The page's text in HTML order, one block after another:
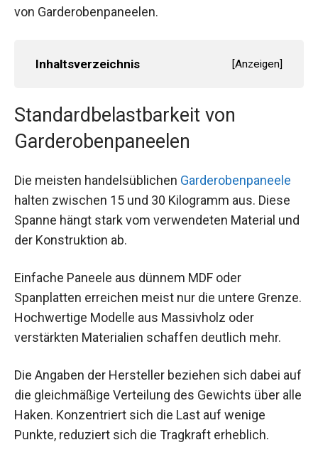
von Garderobenpaneelen.
Inhaltsverzeichnis [Anzeigen]
Standardbelastbarkeit von
Garderobenpaneelen
Die meisten handelsüblichen Garderobenpaneele
halten zwischen 15 und 30 Kilogramm aus. Diese
Spanne hängt stark vom verwendeten Material und
der Konstruktion ab.
Einfache Paneele aus dünnem MDF oder
Spanplatten erreichen meist nur die untere Grenze.
Hochwertige Modelle aus Massivholz oder
verstärkten Materialien schaffen deutlich mehr.
Die Angaben der Hersteller beziehen sich dabei auf
die gleichmäßige Verteilung des Gewichts über alle
Haken. Konzentriert sich die Last auf wenige
Punkte, reduziert sich die Tragkraft erheblich.